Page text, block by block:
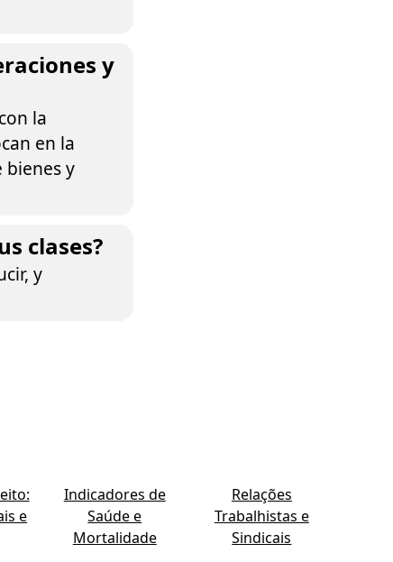
y
la
en la
bienes y
clases?
y
e
Indicadores de
Saúde e
Mortalidade
Relações
Trabalhistas e
Sindicais